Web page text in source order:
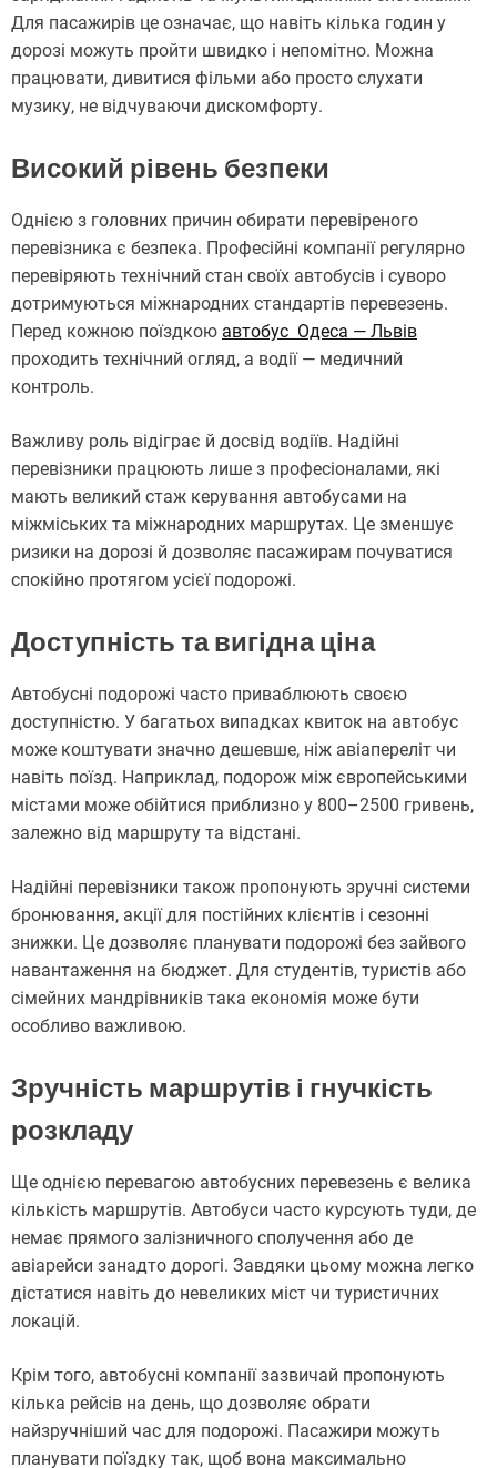
Для пасажирів це означає, що навіть кілька годин у
дорозі можуть пройти швидко і непомітно. Можна
працювати, дивитися фільми або просто слухати
музику, не відчуваючи дискомфорту.
Високий рівень безпеки
Однією з головних причин обирати перевіреного
перевізника є безпека. Професійні компанії регулярно
перевіряють технічний стан своїх автобусів і суворо
дотримуються міжнародних стандартів перевезень.
Перед кожною поїздкою автобус Одеса — Львів
проходить технічний огляд, а водії — медичний
контроль.
Важливу роль відіграє й досвід водіїв. Надійні
перевізники працюють лише з професіоналами, які
мають великий стаж керування автобусами на
міжміських та міжнародних маршрутах. Це зменшує
ризики на дорозі й дозволяє пасажирам почуватися
спокійно протягом усієї подорожі.
Доступність та вигідна ціна
Автобусні подорожі часто приваблюють своєю
доступністю. У багатьох випадках квиток на автобус
може коштувати значно дешевше, ніж авіапереліт чи
навіть поїзд. Наприклад, подорож між європейськими
містами може обійтися приблизно у 800–2500 гривень,
залежно від маршруту та відстані.
Надійні перевізники також пропонують зручні системи
бронювання, акції для постійних клієнтів і сезонні
знижки. Це дозволяє планувати подорожі без зайвого
навантаження на бюджет. Для студентів, туристів або
сімейних мандрівників така економія може бути
особливо важливою.
Зручність маршрутів і гнучкість
розкладу
Ще однією перевагою автобусних перевезень є велика
кількість маршрутів. Автобуси часто курсують туди, де
немає прямого залізничного сполучення або де
авіарейси занадто дорогі. Завдяки цьому можна легко
дістатися навіть до невеликих міст чи туристичних
локацій.
Крім того, автобусні компанії зазвичай пропонують
кілька рейсів на день, що дозволяє обрати
найзручніший час для подорожі. Пасажири можуть
планувати поїздку так, щоб вона максимально